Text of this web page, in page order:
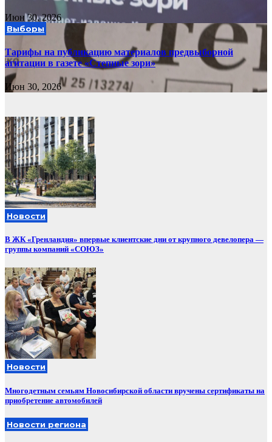
Июн 30, 2026
Выборы
Тарифы на публикацию материалов предвыборной
агитации в газете «Степные зори»
Июн 30, 2026
Новости
В ЖК «Гренландия» впервые клиентские дни от крупного девелопера —
группы компаний «СОЮЗ»
Новости
Многодетным семьям Новосибирской области вручены сертификаты на
приобретение автомобилей
Новости региона